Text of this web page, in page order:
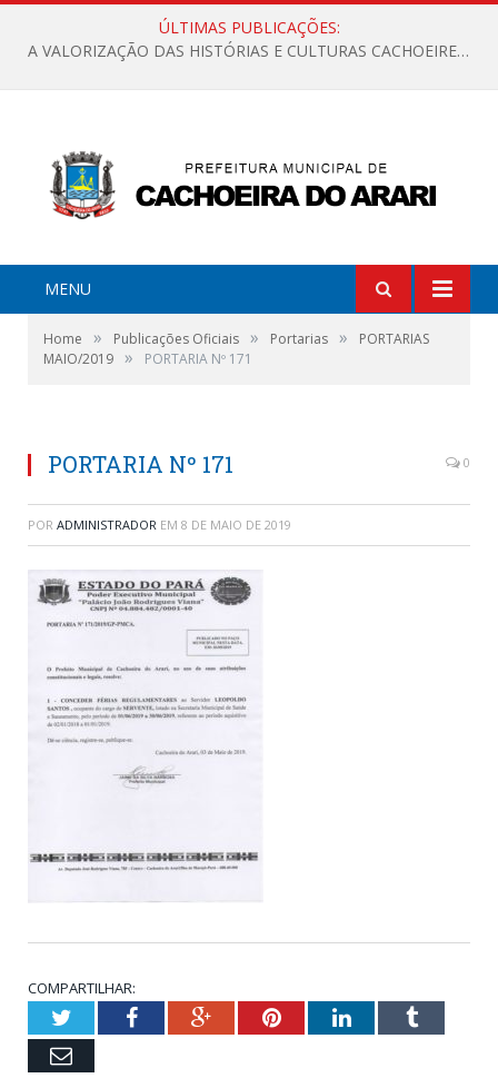
ÚLTIMAS PUBLICAÇÕES:
A VALORIZAÇÃO DAS HISTÓRIAS E CULTURAS CACHOEIRENSES
MENU
Home » Publicações Oficiais » Portarias »
PORTARIAS
MAIO/2019 » PORTARIA Nº 171
PORTARIA Nº 171 0
POR ADMINISTRADOR EM 8 DE MAIO DE 2019
COMPARTILHAR:
TwitterFacebookGoogle+PinterestLinkedInTumblr
Email